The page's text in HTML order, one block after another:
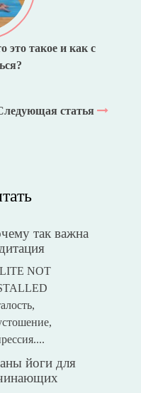
это такое и как с
статья
так важна
NOT
йоги для